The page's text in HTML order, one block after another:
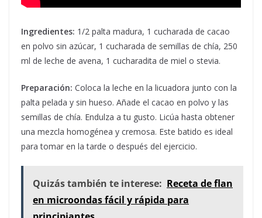
Ingredientes: 1/2 palta madura, 1 cucharada de cacao
en polvo sin azúcar, 1 cucharada de semillas de chía, 250
ml de leche de avena, 1 cucharadita de miel o stevia.
Preparación: Coloca la leche en la licuadora junto con la
palta pelada y sin hueso. Añade el cacao en polvo y las
semillas de chía. Endulza a tu gusto. Licúa hasta obtener
una mezcla homogénea y cremosa. Este batido es ideal
para tomar en la tarde o después del ejercicio.
Quizás también te interese: Receta de flan
en microondas fácil y rápida para